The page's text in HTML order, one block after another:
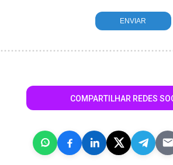
COMPARTILHAR REDES